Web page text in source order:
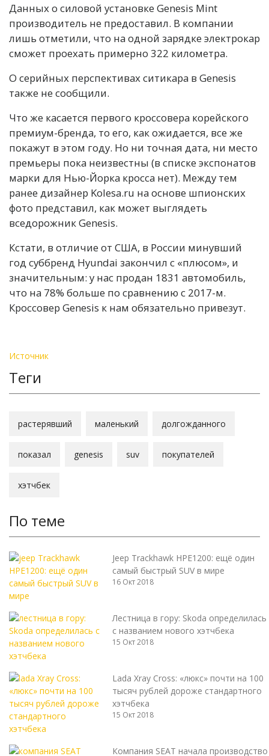
Данных о силовой установке Genesis Mint
производитель не предоставил. В компании
лишь отметили, что на одной зарядке электрокар
сможет проехать примерно 322 километра.
О серийных перспективах ситикара в Genesis
также не сообщили.
Что же касается первого кроссовера корейского
премиум-бренда, то его, как ожидается, все же
покажут в этом году. Но ни точная дата, ни место
премьеры пока неизвестны (в списке экспонатов
марки для Нью-Йорка кросса нет). Между тем
ранее дизайнер Kolesa.ru на основе шпионских
фото представил, как может выглядеть
вседорожник Genesis.
Кстати, в отличие от США, в России минувший
год суббренд Hyundai закончил с «плюсом», и
значительным: у нас продан 1831 автомобиль,
что на 78% больше по сравнению с 2017-м.
Кроссовер Genesis к нам обязательно привезут.
Источник
Теги
растерявший маленький долгожданного
показал genesis suv покупателей
хэтчбек
По теме
Jeep Trackhawk HPE1200: ещё один
самый быстрый SUV в мире
16 Окт 2018
Лестница в гору: Skoda определилась
с названием нового хэтчбека
15 Окт 2018
Lada Xray Cross: «люкс» почти на 100
тысяч рублей дороже стандартного
хэтчбека
15 Окт 2018
Компания SEAT начала производство